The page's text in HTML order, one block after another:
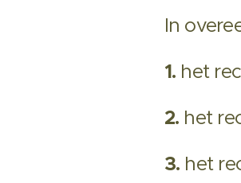
In
1. het
2. het
3. het